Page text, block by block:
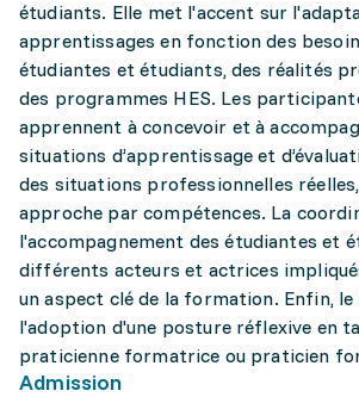
étudiants. Elle met l'accent sur
apprentissages en fonction des
étudiantes et étudiants, des réalités
des programmes HES. Les
apprennent à concevoir et à
situations d’apprentissage et
des situations professionnelles
approche par compétences. La
l'accompagnement des étudiantes et
différents acteurs et actrices
un aspect clé de la formation. Enfin, le
l'adoption d'une posture réflexive en
praticienne formatrice ou praticien
Admission